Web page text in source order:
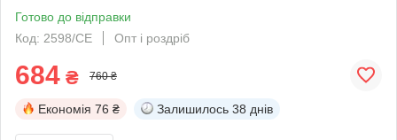
Готово до відправки
Код: 2598/СЕ
Опт і роздріб
684 ₴ 760 ₴
Економія 76 ₴ Залишилось 38 днів